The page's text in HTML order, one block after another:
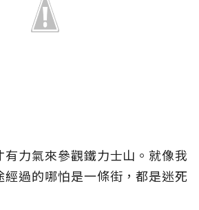
力氣來參觀鐵力士山。就像我
經過的哪怕是一條街，都是迷死